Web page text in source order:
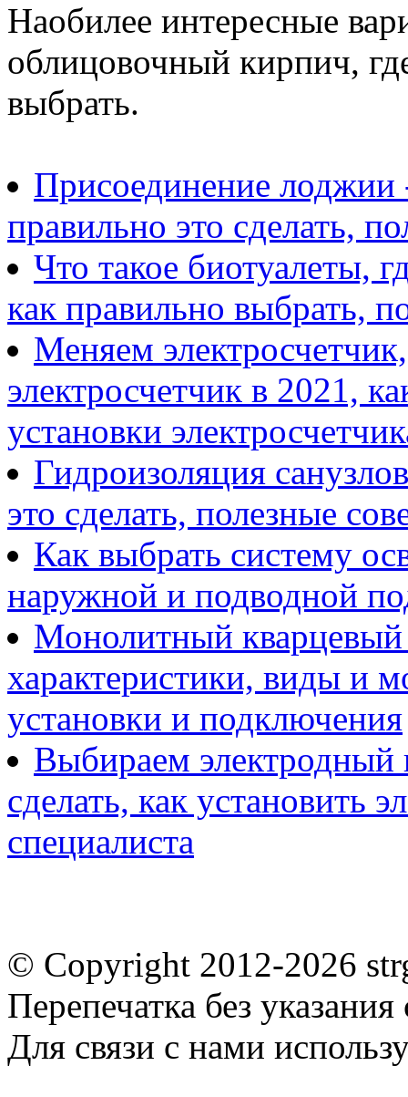
Наобилее интересные
облицовочный кирпич,
выбрать.
Присоединение лоджии
правильно это сделать,
Что такое биотуалеты,
как правильно выбрать,
Меняем
электросчетчик в 2021,
установки
Гидроизоляция
это сделать, полезные
Как выбрать систему
наружной и подводной
Монолитный кварцевый
характеристики, виды и
установки и подключения
Выбираем электродный
сделать, как установить
специалиста
© Copyright 2012-2026
Перепечатка без
Для связи с нами